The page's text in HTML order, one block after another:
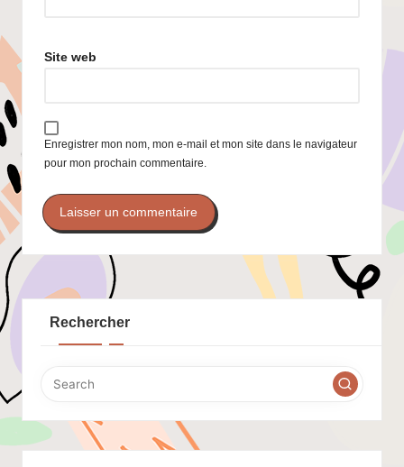
Site web
Enregistrer mon nom, mon e-mail et mon site dans le navigateur
pour mon prochain commentaire.
Rechercher